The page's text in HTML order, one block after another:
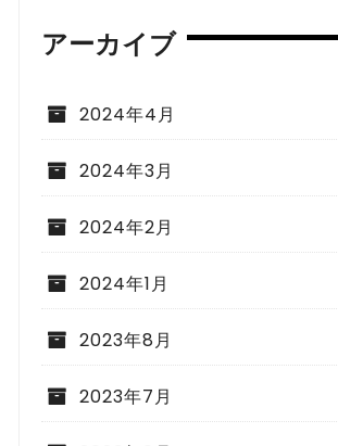
アーカイブ
2024年4月
2024年3月
2024年2月
2024年1月
2023年8月
2023年7月